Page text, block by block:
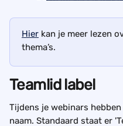
Hier kan je meer lezen
thema’s.
Teamlid label
Tijdens je webinars
naam. Standaard staat er